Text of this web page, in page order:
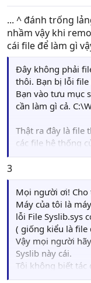
... ^ đánh trống
nhầm vậy khi
cái file để làm gì
Đây không phải
thôi. Bạn bị lỗi file
Bạn vào tưu mục
cần làm gì cả.
Thật ra đây là file
các file hệ thống
nhiều khuyết
chủ topic này nêu.
3
Mọi người ơi! Cho
Máy của tôi là
lỗi File Syslib.sys
( giống kiểu là file
Vậy mọi người
Syslib này cái.
Tôi không biết tác
hỏng như thế nào.